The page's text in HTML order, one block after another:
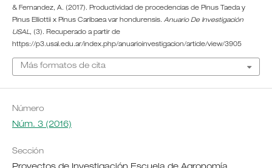
& Fernandez, A. (2017). Productividad de procedencias de Pinus Taeda y
Pinus Elliottii x Pinus Caribaea var hondurensis. Anuario De Investigación
USAL, (3). Recuperado a partir de
https://p3.usal.edu.ar/index.php/anuarioinvestigacion/article/view/3905
Más formatos de cita
Número
Núm. 3 (2016)
Sección